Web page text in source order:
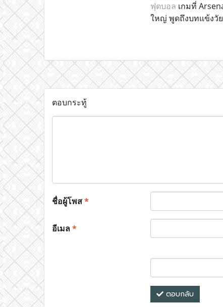
ฟุตบอล เกมที่
ใหญ่ พูดถึงบทแข้งวั
ตอบกระทู้
ชื่อผู้โพส*
อีเมล*
ตอบกลับ